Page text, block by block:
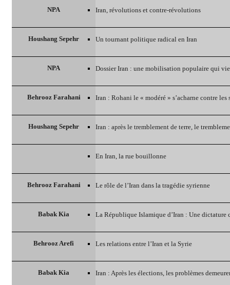
NPA Iran, révolutions et contre-révolutions
Houshang Sepehr Un tournant politique radical en Iran
NPA Dossier Iran : une mobilisation populaire qui
Behrooz Farahani Iran : Rohani le « modéré » s’acharne contre les
Houshang Sepehr Iran : après le tremblement de terre, le
En Iran, la rue bouillonne
Behrooz Farahani Le rôle de l’Iran dans la tragédie syrienne
Babak Kia La République Islamique d’Iran : Une
Behrooz Arefi Les relations entre l’Iran et la Syrie
Babak Kia Iran : Après les élections, les problèmes